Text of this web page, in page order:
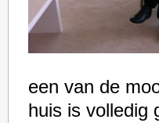
een van de
huis is volledig